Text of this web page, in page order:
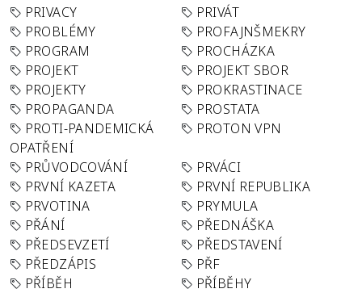
PRIVACY
PRIVÁT
PROBLÉMY
PROFAJNŠMEKRY
PROGRAM
PROCHÁZKA
PROJEKT
PROJEKT SBOR
PROJEKTY
PROKRASTINACE
PROPAGANDA
PROSTATA
PROTI-PANDEMICKÁ
OPATŘENÍ
PROTON VPN
PRŮVODCOVÁNÍ
PRVÁCI
PRVNÍ KAZETA
PRVNÍ REPUBLIKA
PRVOTINA
PRYMULA
PŘÁNÍ
PŘEDNÁŠKA
PŘEDSEVZETÍ
PŘEDSTAVENÍ
PŘEDZÁPIS
PŘF
PŘÍBĚH
PŘÍBĚHY